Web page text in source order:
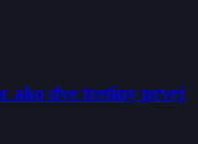
ako dve tretiny prvej